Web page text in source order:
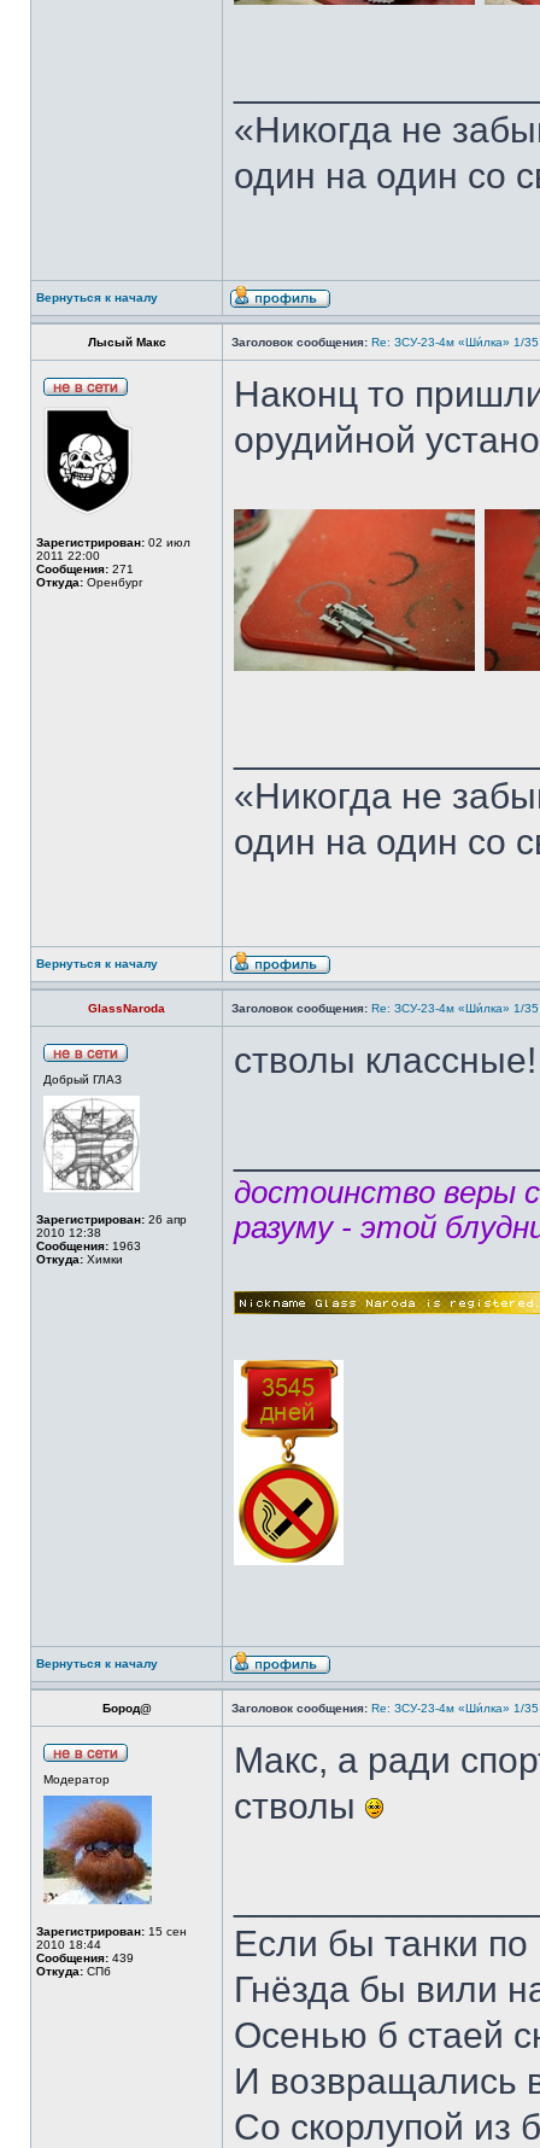
«Никогда не
один на один со
Вернуться к началу
Лысый Макс Заголовок сообщения: Re: ЗСУ-23-4м «Ши́лка» 1/35
Зарегистрирован: 02 июл
2011 22:00
Сообщения: 271
Откуда: Оренбург
Наконц то
орудийной
«Никогда не
один на один со
Вернуться к началу
GlassNaroda Заголовок сообщения: Re: ЗСУ-23-4м «Ши́лка» 1/35
Добрый ГЛАЗ
Зарегистрирован: 26 апр
2010 12:38
Сообщения: 1963
Откуда: Химки
стволы классные!
достоинство веры
разуму - этой
Вернуться к началу
Бород@ Заголовок сообщения: Re: ЗСУ-23-4м «Ши́лка» 1/35
Модератор
Зарегистрирован: 15 сен
2010 18:44
Сообщения: 439
Откуда: СПб
Макс, а ради
стволы
Если бы танки по
Гнёзда бы вили
Осенью б стаей
И возвращались
Со скорлупой из